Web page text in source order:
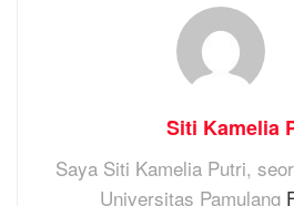
Siti Kamelia
Saya Siti Kamelia Putri,
Universitas Pamulang